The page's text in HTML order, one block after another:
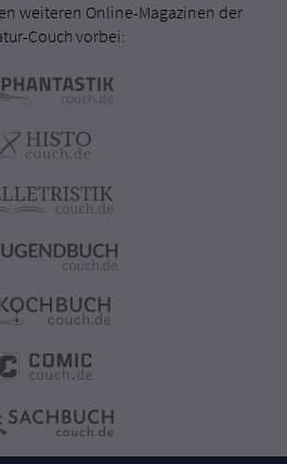
weiteren Online-Magazinen der
Couch vorbei: